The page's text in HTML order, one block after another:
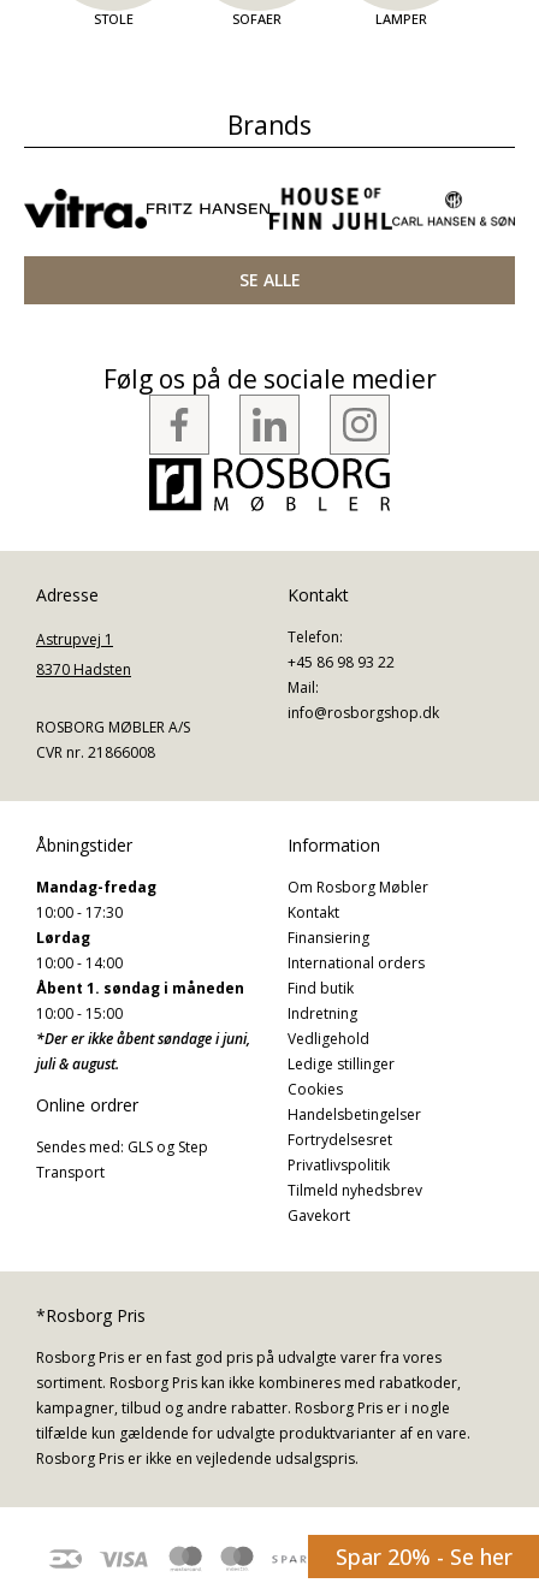
STOLE SOFAER LAMPER
Brands
SE ALLE
Følg os på de sociale medier
Adresse
Astrupvej 1
8370 Hadsten
ROSBORG MØBLER A/S
CVR nr. 21866008
Kontakt
Telefon:
+45 86 98 93 22
Mail:
info@rosborgshop.dk
Åbningstider
Mandag-fredag
10:00 - 17:30
Lørdag
10:00 - 14:00
Åbent 1. søndag i måneden
10:00 - 15:00
*Der er ikke åbent søndage i juni,
juli & august.
Online ordrer
Sendes med: GLS og Step
Transport
Information
Om Rosborg Møbler
Kontakt
Finansiering
International orders
Find butik
Indretning
Vedligehold
Ledige stillinger
Cookies
Handelsbetingelser
Fortrydelsesret
Privatlivspolitik
Tilmeld nyhedsbrev
Gavekort
*Rosborg Pris
Rosborg Pris er en fast god pris på udvalgte varer fra vores
sortiment. Rosborg Pris kan ikke kombineres med rabatkoder,
kampagner, tilbud og andre rabatter. Rosborg Pris er i nogle
tilfælde kun gældende for udvalgte produktvarianter af en vare.
Rosborg Pris er ikke en vejledende udsalgspris.
Spar 20% - Se her